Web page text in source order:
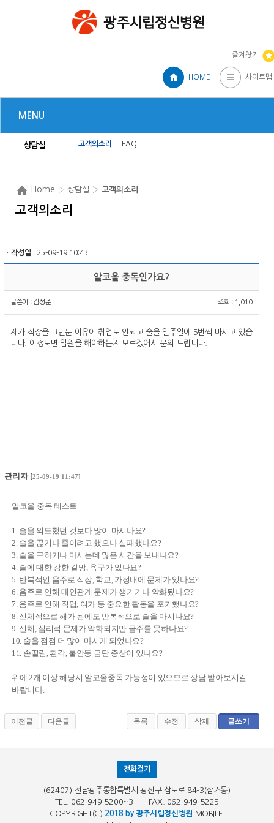
즐겨찾기
HOME 사이트맵
MENU
상담실 고객의소리 FAQ
Home › 상담실 › 고객의소리
고객의소리
ㆍ 작성일 : 25-09-19 10:43
알코올 중독인가요?
글쓴이 : 김성준 조회 : 1,010
제가 직장을 그만둔 이유에 취업도 안되고 술을 일주일에 5번씩 마시고 있습
니다. 이정도면 입원을 해야하는지 모르겠어서 문의 드립니다.
관리자[25-09-19 11:47]
알코올 중독 테스트
1. 술을 의도했던 것보다 많이 마시나요?
2. 술을 끊거나 줄이려고 했으나 실패했나요?
3. 술을 구하거나 마시는데 많은 시간을 보내나요?
4. 술에 대한 강한 갈망, 욕구가 있나요?
5. 반복적인 음주로 직장, 학교, 가정내에 문제가 있나요?
6. 음주로 인해 대인관계 문제가 생기거나 악화됬나요?
7. 음주로 인해 직업, 여가 등 중요한 활동을 포기했나요?
8. 신체적으로 해가 됨에도 반복적으로 술을 마시나요?
9. 신체, 심리적 문제가 악화되지만 금주를 못하나요?
10. 술을 점점 더 많이 마시게 되었나요?
11. 손떨림, 환각, 불안등 금단 증상이 있나요?
위에 2개 이상 해당시 알코올중독 가능성이 있으므로 상담 받아보시길
바랍니다.
이전글 다음글 목록 수정 삭제 글쓰기
전화걸기
(62407) 전남광주통합특별시 광산구 삼도로 84-3(삼거동)
TEL. 062-949-5200~3 FAX. 062-949-5225
COPYRIGHT(C) 2018 by 광주시립정신병원 MOBILE.